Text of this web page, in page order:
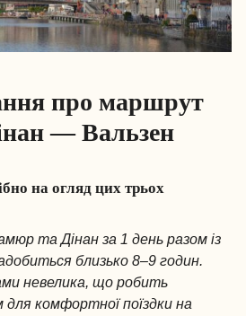
про маршрут
— Вальзен
на огляд цих трьох
та Дінан за 1 день разом із
близько 8–9 годин.
невелика, що робить
комфортної поїздки на